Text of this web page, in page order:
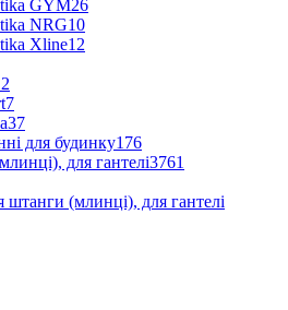
GYM26
NRG10
Xline12
7
37
для будинку176
для гантелі3761
(млинці), для гантелі